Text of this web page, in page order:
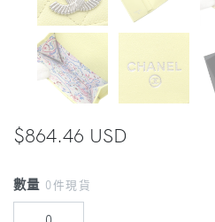
$864.46 USD
數量 0件現貨